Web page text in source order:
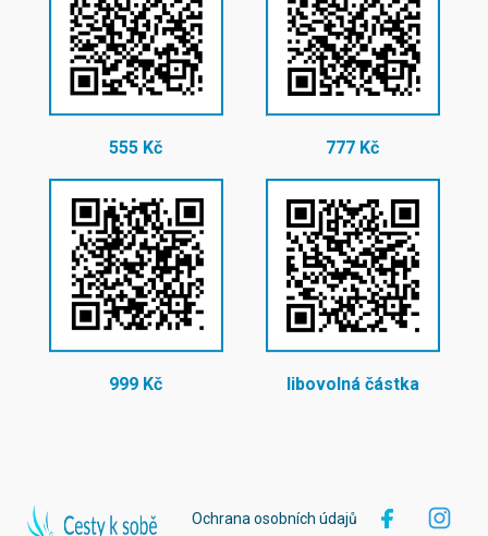
555 Kč 777 Kč
999 Kč libovolná částka
Ochrana osobních údajů